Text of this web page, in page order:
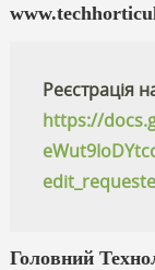
Реєстрація
https://
Головний